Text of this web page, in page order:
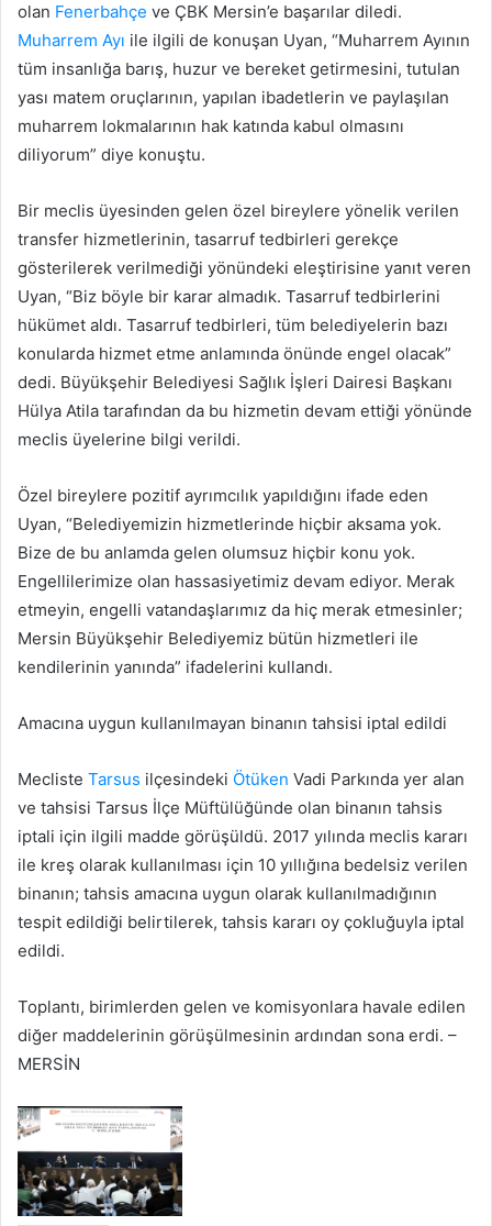
olan Fenerbahçe ve ÇBK Mersin’e başarılar diledi.
Muharrem Ayı ile ilgili de konuşan Uyan, “Muharrem Ayının
tüm insanlığa barış, huzur ve bereket getirmesini, tutulan
yası matem oruçlarının, yapılan ibadetlerin ve paylaşılan
muharrem lokmalarının hak katında kabul olmasını
diliyorum” diye konuştu.
Bir meclis üyesinden gelen özel bireylere yönelik verilen
transfer hizmetlerinin, tasarruf tedbirleri gerekçe
gösterilerek verilmediği yönündeki eleştirisine yanıt veren
Uyan, “Biz böyle bir karar almadık. Tasarruf tedbirlerini
hükümet aldı. Tasarruf tedbirleri, tüm belediyelerin bazı
konularda hizmet etme anlamında önünde engel olacak”
dedi. Büyükşehir Belediyesi Sağlık İşleri Dairesi Başkanı
Hülya Atila tarafından da bu hizmetin devam ettiği yönünde
meclis üyelerine bilgi verildi.
Özel bireylere pozitif ayrımcılık yapıldığını ifade eden
Uyan, “Belediyemizin hizmetlerinde hiçbir aksama yok.
Bize de bu anlamda gelen olumsuz hiçbir konu yok.
Engellilerimize olan hassasiyetimiz devam ediyor. Merak
etmeyin, engelli vatandaşlarımız da hiç merak etmesinler;
Mersin Büyükşehir Belediyemiz bütün hizmetleri ile
kendilerinin yanında” ifadelerini kullandı.
Amacına uygun kullanılmayan binanın tahsisi iptal edildi
Mecliste Tarsus ilçesindeki Ötüken Vadi Parkında yer alan
ve tahsisi Tarsus İlçe Müftülüğünde olan binanın tahsis
iptali için ilgili madde görüşüldü. 2017 yılında meclis kararı
ile kreş olarak kullanılması için 10 yıllığına bedelsiz verilen
binanın; tahsis amacına uygun olarak kullanılmadığının
tespit edildiği belirtilerek, tahsis kararı oy çokluğuyla iptal
edildi.
Toplantı, birimlerden gelen ve komisyonlara havale edilen
diğer maddelerinin görüşülmesinin ardından sona erdi. –
MERSİN